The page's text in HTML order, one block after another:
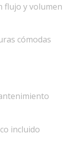
flujo y volumen
cómodas
incluido